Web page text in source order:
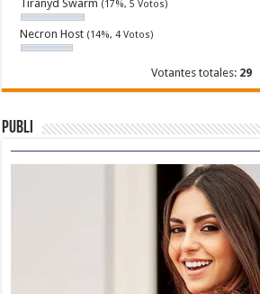
Tiranyd Swarm (17%, 5 Votos)
Necron Host (14%, 4 Votos)
Votantes totales: 29
Publi